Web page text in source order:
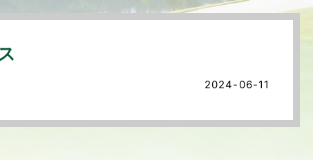
2024-06-11